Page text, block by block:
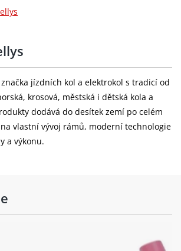
steel
jízdních kol a elektrokol s tradicí od
krosová, městská i dětská kola a
dodává do desítek zemí po celém
vlastní vývoj rámů, moderní technologie
a výkonu.